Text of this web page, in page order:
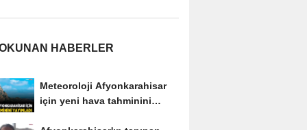
HABERLER
Meteoroloji Afyonkarahisar
için yeni hava tahminini